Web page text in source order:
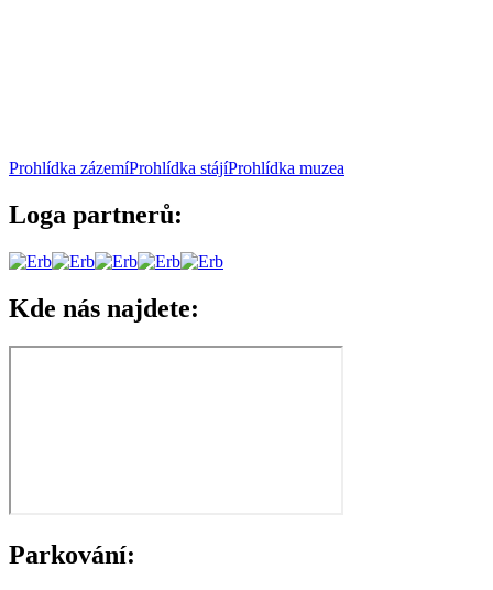
Prohlídka zázemíProhlídka stájíProhlídka muzea
Loga partnerů:
Kde nás najdete:
Parkování: